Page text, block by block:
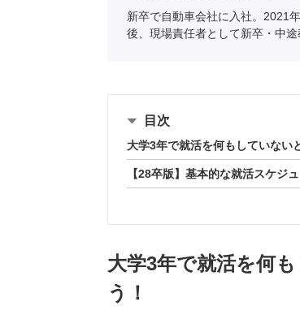
新卒で自動車会社に入社。2021
後、現場責任者として新卒・中
目次
大学3年で就活を何もしていない
【28卒版】基本的な就活スケジ
大学3年で就活を何
う！